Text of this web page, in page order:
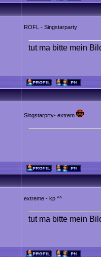
ROFL - Singstarparty
tut ma bitte mein
Singstarprty- extrem
extreme - kp ^^
tut ma bitte mein